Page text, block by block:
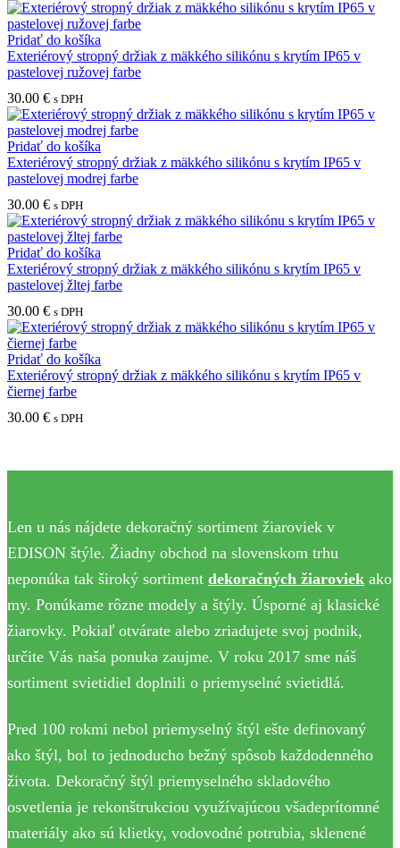
Pridať do košíka
Exteriérový stropný držiak z mäkkého silikónu s krytím IP65 v
pastelovej ružovej farbe
30.00 € s DPH
Pridať do košíka
Exteriérový stropný držiak z mäkkého silikónu s krytím IP65 v
pastelovej modrej farbe
30.00 € s DPH
Pridať do košíka
Exteriérový stropný držiak z mäkkého silikónu s krytím IP65 v
pastelovej žltej farbe
30.00 € s DPH
Pridať do košíka
Exteriérový stropný držiak z mäkkého silikónu s krytím IP65 v
čiernej farbe
30.00 € s DPH
Len u nás nájdete dekoračný sortiment žiaroviek v
EDISON štýle. Žiadny obchod na slovenskom trhu
neponúka tak široký sortiment dekoračných žiaroviek ako
my. Ponúkame rôzne modely a štýly. Úsporné aj klasické
žiarovky. Pokiaľ otvárate alebo zriadujete svoj podnik,
určite Vás naša ponuka zaujme. V roku 2017 sme náš
sortiment svietidiel doplnili o priemyselné svietidlá.
Pred 100 rokmi nebol priemyselný štýl ešte definovaný
ako štýl, bol to jednoducho bežný spôsob každodenného
života. Dekoračný štýl priemyselného skladového
osvetlenia je rekonštrukciou využívajúcou všadeprítomné
materiály ako sú klietky, vodovodné potrubia, sklenené